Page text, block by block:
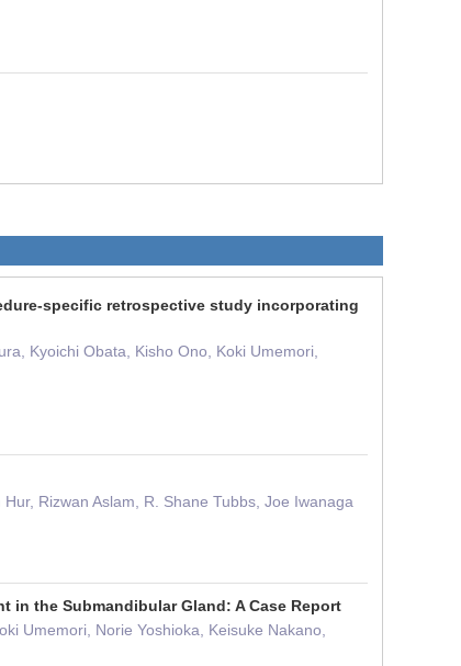
specific retrospective study incorporating
Kyoichi Obata, Kisho Ono, Koki Umemori,
Rizwan Aslam, R. Shane Tubbs, Joe Iwanaga
in the Submandibular Gland: A Case Report
Umemori, Norie Yoshioka, Keisuke Nakano,